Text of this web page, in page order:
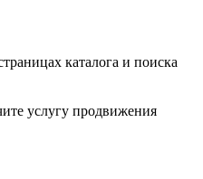
каталога и поиска
услугу продвижения